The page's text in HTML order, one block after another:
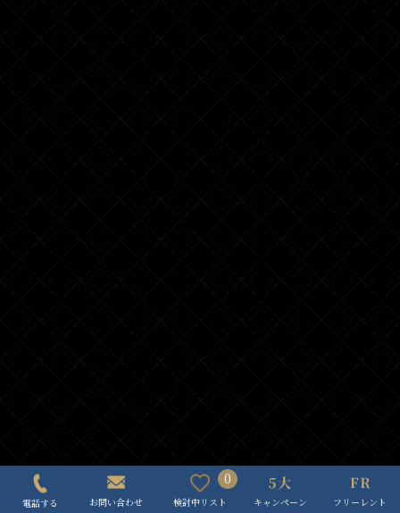
電話する お問い合わせ
0
検討中リスト キャンペーン フリーレント